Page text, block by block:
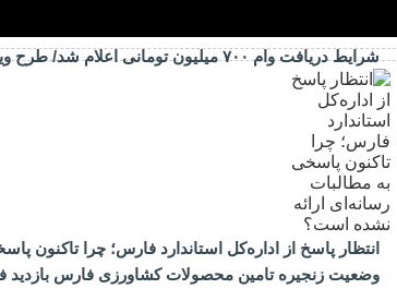
شرایط دریافت وام ۷۰۰ میلیون تومانی اعلام شد/ طرح ویژه بانک ملی برای خرید کالا به خودرو اولی‌ها
انتظار پاسخ از اداره‌کل استاندارد فارس؛ چرا تاکنون
وضعیت زنجیره تامین محصولات کشاورزی فارس